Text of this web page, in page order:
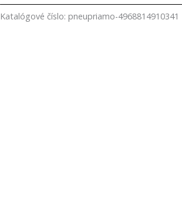
Katalógové číslo:pneupriamo-4968814910341